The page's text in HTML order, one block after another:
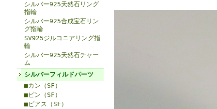
シルバー925天然石リング
指輪
シルバー925合成宝石リン
グ指輪
SV925ジルコニアリング指
輪
シルバー925天然石チャー
ム
シルバーフィルドパーツ
■カン（SF）
■ピン（SF）
■ピアス（SF）